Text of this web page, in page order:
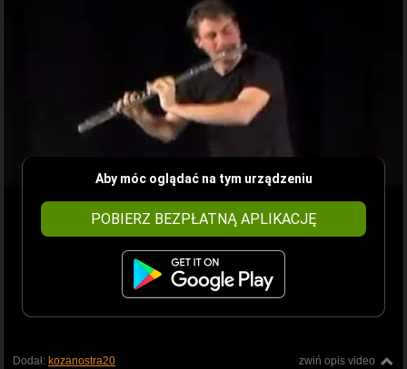
Aby móc oglądać na tym urządzeniu
POBIERZ BEZPŁATNĄ APLIKACJĘ
zwiń opis video
Dodał: kozanostra20